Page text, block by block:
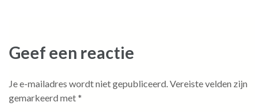
Geef een reactie
Je e-mailadres wordt niet gepubliceerd. Vereiste velden zijn
gemarkeerd met*